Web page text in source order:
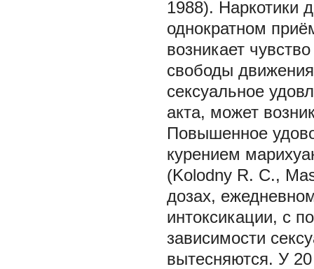
1988). Наркотики
однократном
возникает
свободы
сексуальное
акта, может
Повышенное
курением
(Kolodny R. C.,
дозах,
интоксикации, с
зависимости
вытесняются. У